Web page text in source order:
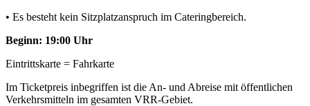
• Es besteht kein Sitzplatzanspruch im Cateringbereich.
Beginn: 19:00 Uhr
Eintrittskarte = Fahrkarte
Im Ticketpreis inbegriffen ist die An- und Abreise mit öffentlichen
Verkehrsmitteln im gesamten VRR-Gebiet.